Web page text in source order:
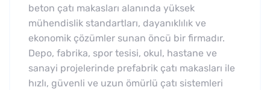
beton çatı makasları alanında yüksek
mühendislik standartları, dayanıklılık ve
ekonomik çözümler sunan öncü bir firmadır.
Depo, fabrika, spor tesisi, okul, hastane ve
sanayi projelerinde prefabrik çatı makasları ile
hızlı, güvenli ve uzun ömürlü çatı sistemleri